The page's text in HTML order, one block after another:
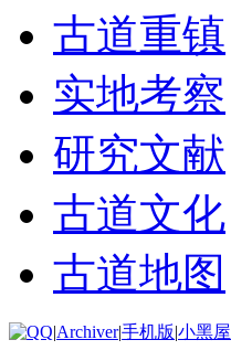
古道重镇
实地考察
研究文献
古道文化
古道地图
|Archiver|手机版|小黑屋